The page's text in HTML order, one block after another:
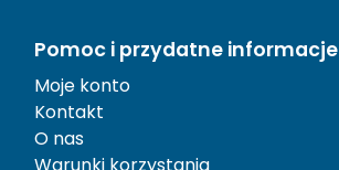
Pomoc i przydatne informacje
Moje konto
Kontakt
O nas
Warunki korzystania